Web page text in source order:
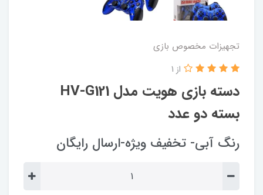
تجهیزات مخصوص بازی
دسته بازی هویت مدل HV-G121
بسته دو عدد
از 1
رنگ آبی- تخفیف ویژه-ارسال رایگان